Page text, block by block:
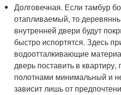
Долговечная. Если тамбур
отапливаемый, то
внутренней двери будут
быстро испортятся. Здесь
водоотталкивающие
дверь поставить в
полотнами минимальный и
зависит лишь от